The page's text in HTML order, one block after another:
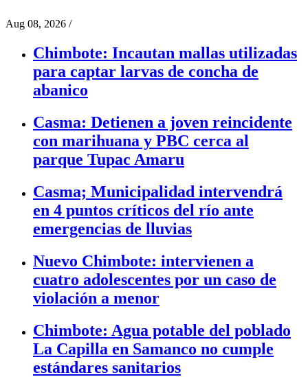
Aug 08, 2026 /
Chimbote: Incautan mallas utilizadas
para captar larvas de concha de
abanico
Casma: Detienen a joven reincidente
con marihuana y PBC cerca al
parque Tupac Amaru
Casma; Municipalidad intervendrá
en 4 puntos críticos del río ante
emergencias de lluvias
Nuevo Chimbote: intervienen a
cuatro adolescentes por un caso de
violación a menor
Chimbote: Agua potable del poblado
La Capilla en Samanco no cumple
estándares sanitarios